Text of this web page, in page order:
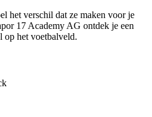
het verschil dat ze maken voor je
17 Academy AG ontdek je een
op het voetbalveld.